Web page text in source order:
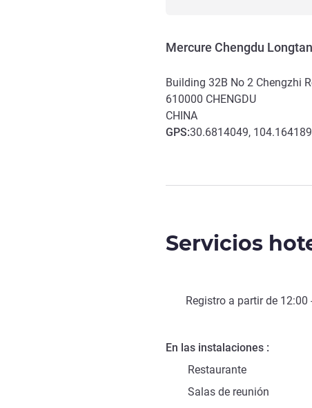
Mercure Chengdu Longtan
Building 32B No 2 Chengzhi
610000 CHENGDU
CHINA
GPS:30.6814049,
Servicios
Registro a partir de 12:00
En las instalaciones
Restaurante
Salas de reunión